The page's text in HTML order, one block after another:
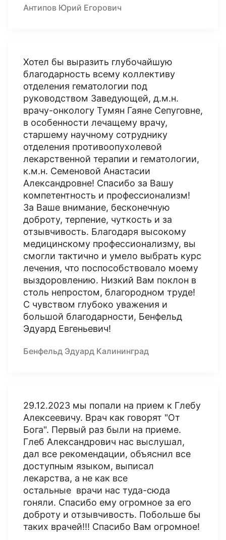
Антипов Юрий Егорович
Хотел бы выразить глубочайшую
благодарность всему коллективу
отделения гематологии под
руководством Заведующей, д.м.н.
врачу-онкологу Тумян Гаяне Сепуговне,
в особенности лечащему врачу,
старшему научному сотруднику
отделения противоопухолевой
лекарственной терапии и гематологии,
к.м.н. Семеновой Анастасии
Александровне! Спасибо за Вашу
компетентность и профессионализм!
За Ваше внимание, бесконечную
доброту, терпение, чуткость и за
отзывчивость. Благодаря высокому
медицинскому профессионализму, вы
смогли тактично и умело выбрать курс
лечения, что поспособствовало моему
выздоровлению. Низкий Вам поклон в
столь непростом, благородном труде!
С чувством глубоко уважения и
большой благодарности, Бенфельд
Эдуард Евгеньевич!
Бенфельд Эдуард Калининград
29.12.2023 мы попали на прием к Глебу
Алексеевичу. Врач как говорят "От
Бога". Первый раз были на приеме.
Глеб Александрович нас выслушал,
дал все рекомендации, объяснил все
доступным языком, выписал
лекарства, а не как все
остальные врачи нас туда-сюда
гоняли. Спасибо ему огромное за его
доброту и отзывчивость. Побольше бы
таких врачей!!! Спасибо Вам огромное!